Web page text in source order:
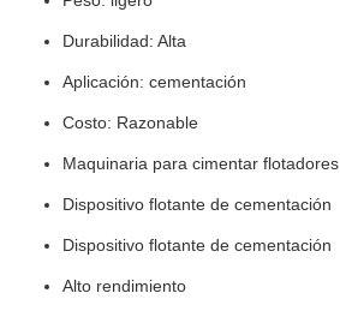
Durabilidad: Alta
Aplicación: cementación
Costo: Razonable
Maquinaria para cimentar flotadores
Dispositivo flotante de cementación
Dispositivo flotante de cementación
Alto rendimiento